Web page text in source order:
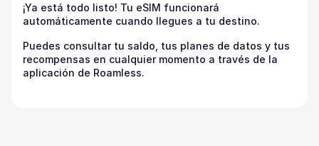
¡Ya está todo listo! Tu eSIM funcionará
automáticamente cuando llegues a tu destino.
Puedes consultar tu saldo, tus planes de datos y tus
recompensas en cualquier momento a través de la
aplicación de Roamless.